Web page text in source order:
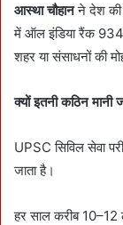
आस्था चौहानने देश की
में ऑल इंडिया रैंक 934
शहर या संसाधनों की
क्यों इतनी कठिन मानी
UPSC सिविल सेवा
जाता है।
हर साल करीब